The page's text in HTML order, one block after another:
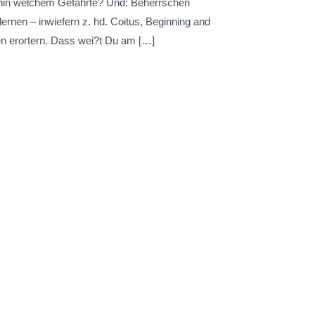
welchem Gefahrte? Und: Beherrschen
– inwiefern z. hd. Coitus, Beginning and
erortern. Dass wei?t Du am […]